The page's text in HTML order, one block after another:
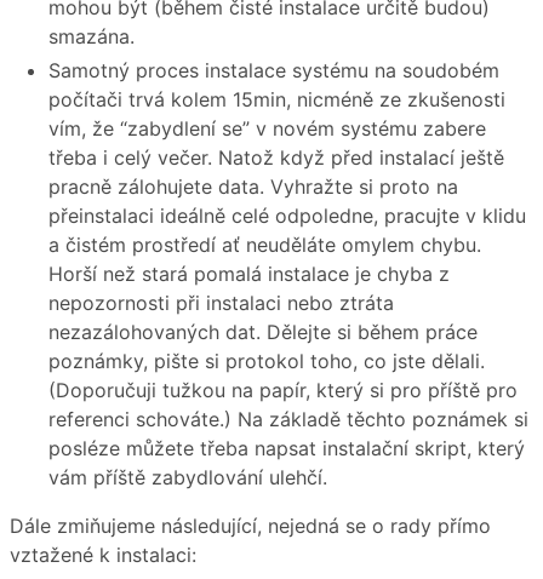
mohou být (během čisté instalace určitě budou)
smazána.
Samotný proces instalace systému na soudobém
počítači trvá kolem 15min, nicméně ze zkušenosti
vím, že “zabydlení se” v novém systému zabere
třeba i celý večer. Natož když před instalací ještě
pracně zálohujete data. Vyhražte si proto na
přeinstalaci ideálně celé odpoledne, pracujte v klidu
a čistém prostředí ať neuděláte omylem chybu.
Horší než stará pomalá instalace je chyba z
nepozornosti při instalaci nebo ztráta
nezazálohovaných dat. Dělejte si během práce
poznámky, pište si protokol toho, co jste dělali.
(Doporučuji tužkou na papír, který si pro příště pro
referenci schováte.) Na základě těchto poznámek si
posléze můžete třeba napsat instalační skript, který
vám příště zabydlování ulehčí.
Dále zmiňujeme následující, nejedná se o rady přímo
vztažené k instalaci: